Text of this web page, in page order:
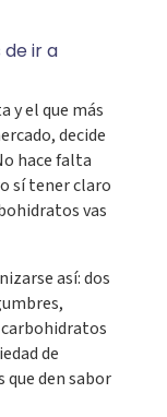
de ir a
y el que más
decide
hace falta
sí tener claro
vas
así: dos
carbohidratos
de
que den sabor